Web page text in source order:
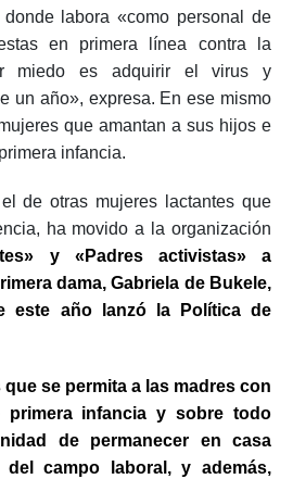
labora «como personal de
en primera línea contra la
miedo es adquirir el virus y
un año», expresa. En ese mismo
que amantan a sus hijos e
infancia.
de otras mujeres lactantes que
ha movido a la organización
y «Padres activistas» a
dama, Gabriela de Bukele,
este año lanzó la Política de
se permita a las madres con
primera infancia y sobre todo
de permanecer en casa
del campo laboral, y además,